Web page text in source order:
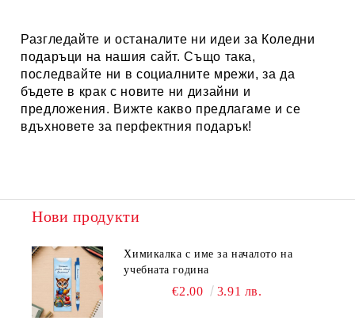
Разгледайте и останалите ни идеи за Коледни
подаръци на нашия сайт. Също така,
последвайте ни в социалните мрежи, за да
бъдете в крак с новите ни дизайни и
предложения. Вижте какво предлагаме и се
вдъхновете за перфектния подарък!
Нови продукти
Химикалка с име за началото на
учебната година
€2.00 3.91 лв.